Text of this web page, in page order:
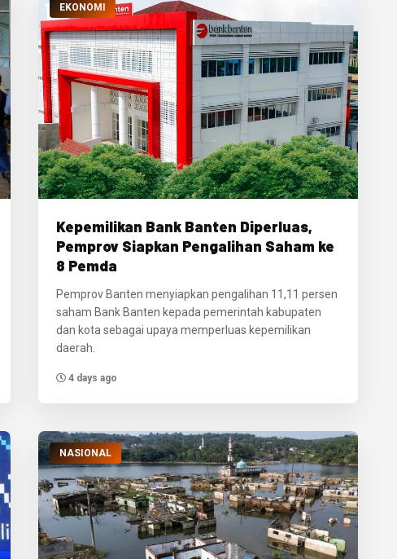
EKONOMI
Kepemilikan Bank Banten Diperluas,
Pemprov Siapkan Pengalihan Saham ke
8 Pemda
Pemprov Banten menyiapkan pengalihan 11,11 persen
saham Bank Banten kepada pemerintah kabupaten
dan kota sebagai upaya memperluas kepemilikan
daerah.
4 days ago
NASIONAL